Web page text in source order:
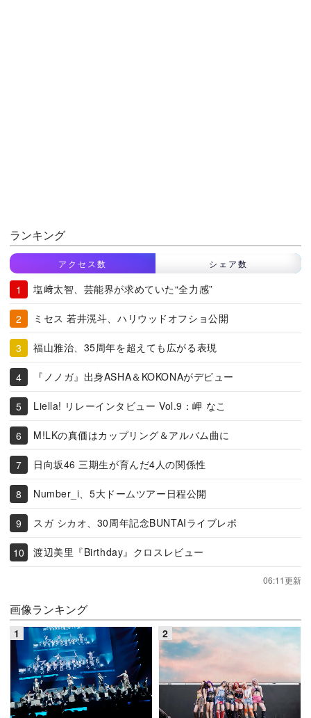
ランキング
アクセス数 シェア数
塩﨑太智、芸能界が求めていた“全力感”
ミセス 若井滉斗、ハリウッドオフショ公開
福山雅治、35周年を超えても広がる表現
『ノノガ』出身ASHA＆KOKONAがデビュー
Liella! リレーインタビュー Vol.9：岬 なこ
M!LKの真価はカップリング＆アルバム曲に
日向坂46 三期生が育んだ4人の関係性
Number_i、5大ドームツアー日程公開
スガ シカオ、30周年記念BUNTAIライブレポ
渡辺美里『Birthday』クロスレビュー
06:11更新
画像ランキング